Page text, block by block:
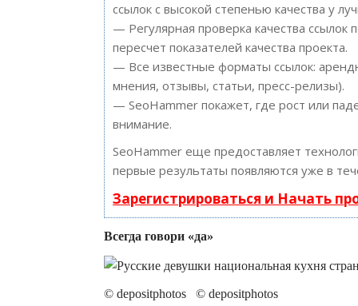
ссылок с высокой степенью качества у
— Регулярная проверка качества
пересчет показателей качества проекта.
— Все известные форматы ссылок:
мнения, отзывы, статьи, пресс-релизы).
— SeoHammer покажет, где рост или
внимание.
SeoHammer еще предоставляет
первые результаты появляются уже в
Зарегистрироваться и Начать
Всегда говори «да»
© depositphotos © depositphotos